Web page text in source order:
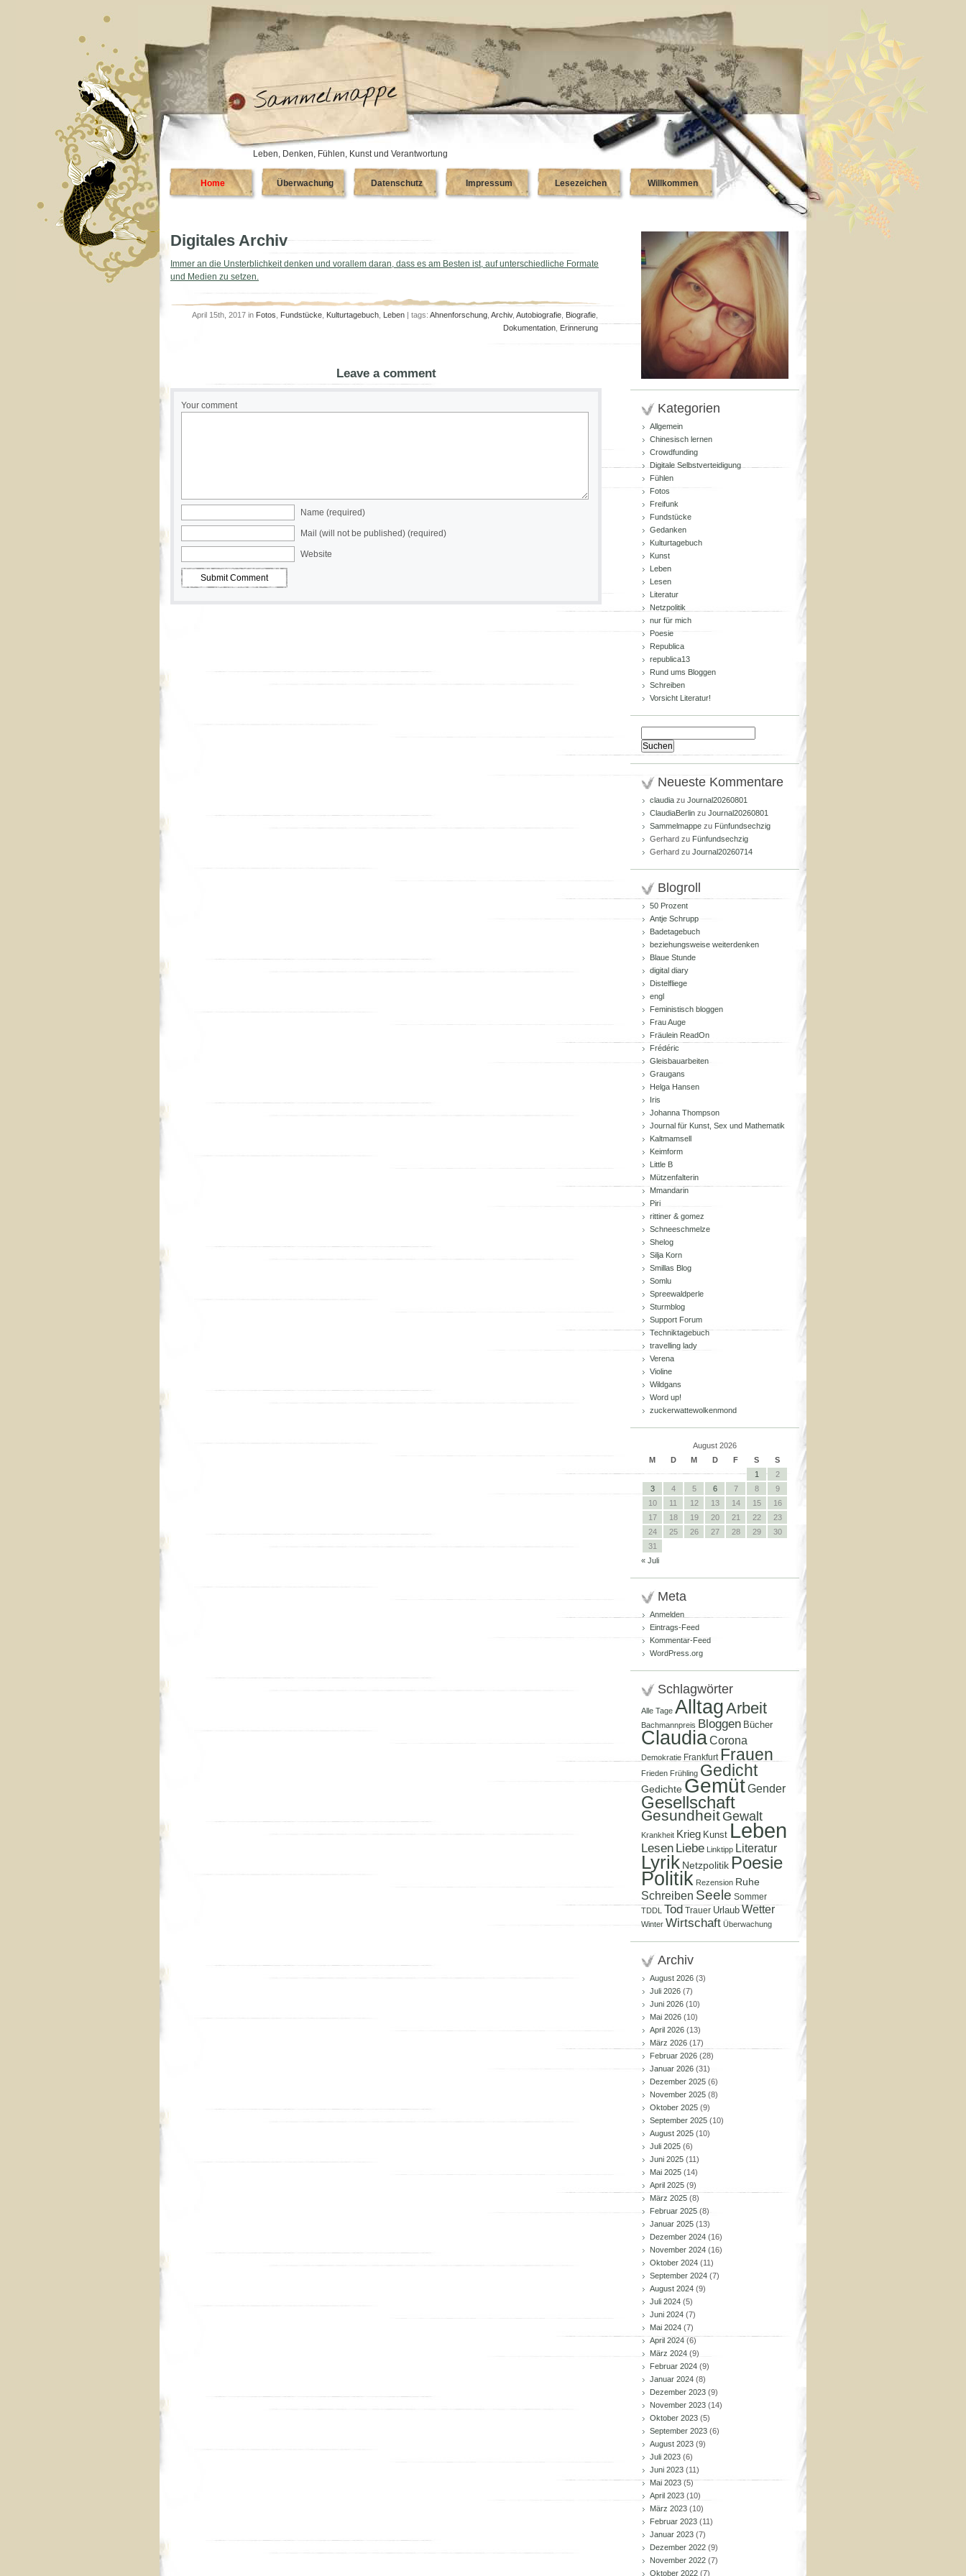
Leben, Denken, Fühlen, Kunst und Verantwortung
Home Überwachung Datenschutz Impressum Lesezeichen Willkommen
Digitales Archiv
Immer an die Unsterblichkeit denken und vorallem daran, dass es am Besten ist, auf unterschiedliche Formate
und Medien zu setzen.
April 15th, 2017 in Fotos Fundstücke Kulturtagebuch Leben | tags: Ahnenforschung Archiv, Autobiografie Biografie
Dokumentation Erinnerung
Leave a comment
Your comment
Name (required)
Mail (will not be published) (required)
Website
Kategorien
Allgemein
Chinesisch lernen
Crowdfunding
Digitale Selbstverteidigung
Fühlen
Fotos
Freifunk
Fundstücke
Gedanken
Kulturtagebuch
Kunst
Leben
Lesen
Literatur
Netzpolitik
nur für mich
Poesie
Republica
republica13
Rund ums Bloggen
Schreiben
Vorsicht Literatur!
nach:
Neueste Kommentare
claudia zu Journal20260801
ClaudiaBerlin zu Journal20260801
Sammelmappe zu Fünfundsechzig
Gerhard zu Fünfundsechzig
Gerhard zu Journal20260714
Blogroll
50 Prozent
Antje Schrupp
Badetagebuch
beziehungsweise weiterdenken
Blaue Stunde
digital diary
Distelfliege
engl
Feministisch bloggen
Frau Auge
Fräulein ReadOn
Frédéric
Gleisbauarbeiten
Graugans
Helga Hansen
Iris
Johanna Thompson
Journal für Kunst, Sex und Mathematik
Kaltmamsell
Keimform
Little B
Mützenfalterin
Mmandarin
Piri
rittiner & gomez
Schneeschmelze
Shelog
Silja Korn
Smillas Blog
Somlu
Spreewaldperle
Sturmblog
Support Forum
Techniktagebuch
travelling lady
Verena
Violine
Wildgans
Word up!
zuckerwattewolkenmond
August 2026
M
D M D F S
S
1
2
3
4 5 6 7 8
9
10
11 12 13 14 15
16
17
18 19 20 21 22
23
24
25 26 27 28 29
30
31
« Juli
Meta
Anmelden
Eintrags-Feed
Kommentar-Feed
WordPress.org
Schlagwörter
Alle Tage AlltagArbeit
Bachmannpreis Bloggen Bücher
ClaudiaCorona
Demokratie Frankfurt Frauen
Frieden Frühling Gedicht
Gedichte GemütGender
Gesellschaft
Gesundheit Gewalt
Krankheit Krieg Kunst Leben
Lesen Liebe Linktipp Literatur
Lyrik Netzpolitik Poesie
Politik Rezension Ruhe
Schreiben Seele Sommer
TDDL Tod Trauer Urlaub Wetter
Winter Wirtschaft Überwachung
Archiv
August 2026 (3)
Juli 2026 (7)
Juni 2026 (10)
Mai 2026 (10)
April 2026 (13)
März 2026 (17)
Februar 2026 (28)
Januar 2026 (31)
Dezember 2025 (6)
November 2025 (8)
Oktober 2025 (9)
September 2025 (10)
August 2025 (10)
Juli 2025 (6)
Juni 2025 (11)
Mai 2025 (14)
April 2025 (9)
März 2025 (8)
Februar 2025 (8)
Januar 2025 (13)
Dezember 2024 (16)
November 2024 (16)
Oktober 2024 (11)
September 2024 (7)
August 2024 (9)
Juli 2024 (5)
Juni 2024 (7)
Mai 2024 (7)
April 2024 (6)
März 2024 (9)
Februar 2024 (9)
Januar 2024 (8)
Dezember 2023 (9)
November 2023 (14)
Oktober 2023 (5)
September 2023 (6)
August 2023 (9)
Juli 2023 (6)
Juni 2023 (11)
Mai 2023(5)
April 2023 (10)
März 2023 (10)
Februar 2023 (11)
Januar 2023 (7)
Dezember 2022 (9)
November 2022 (7)
Oktober 2022 (7)